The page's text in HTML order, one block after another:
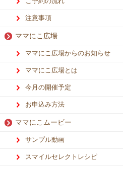
注意事項
ママにこ広場
ママにこ広場からのお知らせ
ママにこ広場とは
今月の開催予定
お申込み方法
ママにこムービー
サンプル動画
スマイルセレクトレシピ